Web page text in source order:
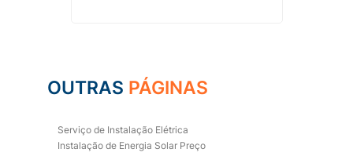
OUTRAS PÁGINAS
Serviço de Instalação Elétrica
Instalação de Energia Solar Preço